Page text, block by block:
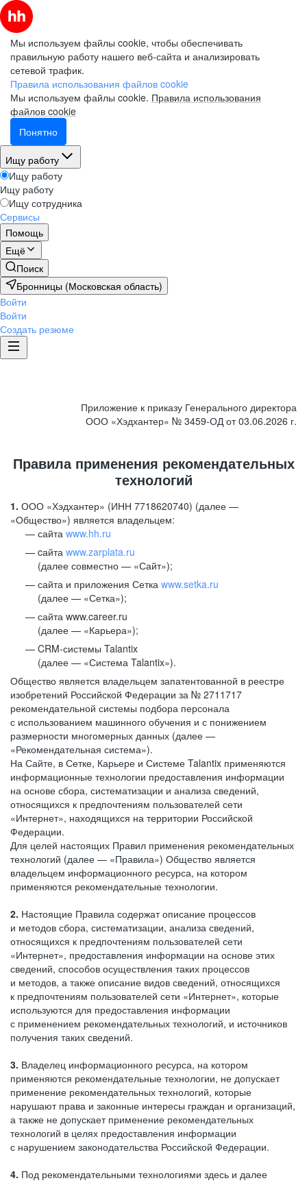
Мы используем файлы cookie, чтобы обеспечивать
правильную работу нашего веб-сайта и анализировать
сетевой трафик.
Правила использования файлов cookie
Мы используем файлы cookie. Правила использования
файлов cookie
Понятно
Ищу работу
Ищу работу
Ищу работу
Ищу сотрудника
Сервисы
Помощь
Ещё
Поиск
Бронницы (Московская область)
Войти
Войти
Создать резюме
Приложение к приказу Генерального директора
ООО «Хэдхантер» № 3459-ОД от 03.06.2026 г.
Правила применения рекомендательных
технологий
1. ООО «Хэдхантер» (ИНН 7718620740) (далее —
«Общество») является владельцем:
сайта www.hh.ru
cайта www.zarplata.ru
(далее совместно — «Сайт»);
сайта и приложения Сетка www.setka.ru
(далее — «Сетка»);
сайта www.career.ru
(далее — «Карьера»);
CRM-системы Talantix
(далее — «Система Talantix»).
Общество является владельцем запатентованной в реестре
изобретений Российской Федерации за № 2711717
рекомендательной системы подбора персонала
с использованием машинного обучения и с понижением
размерности многомерных данных (далее —
«Рекомендательная система»).
На Сайте, в Сетке, Карьере и Системе Talantix применяются
информационные технологии предоставления информации
на основе сбора, систематизации и анализа сведений,
относящихся к предпочтениям пользователей сети
«Интернет», находящихся на территории Российской
Федерации.
Для целей настоящих Правил применения рекомендательных
технологий (далее — «Правила») Общество является
владельцем информационного ресурса, на котором
применяются рекомендательные технологии.
2. Настоящие Правила содержат описание процессов
и методов сбора, систематизации, анализа сведений,
относящихся к предпочтениям пользователей сети
«Интернет», предоставления информации на основе этих
сведений, способов осуществления таких процессов
и методов, а также описание видов сведений, относящихся
к предпочтениям пользователей сети «Интернет», которые
используются для предоставления информации
с применением рекомендательных технологий, и источников
получения таких сведений.
3. Владелец информационного ресурса, на котором
применяются рекомендательные технологии, не допускает
применение рекомендательных технологий, которые
нарушают права и законные интересы граждан и организаций,
а также не допускает применение рекомендательных
технологий в целях предоставления информации
с нарушением законодательства Российской Федерации.
4. Под рекомендательными технологиями здесь и далее